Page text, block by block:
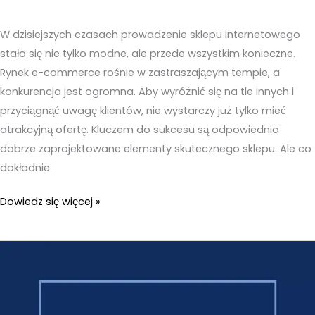
W dzisiejszych czasach prowadzenie sklepu internetowego
stało się nie tylko modne, ale przede wszystkim konieczne.
Rynek e-commerce rośnie w zastraszającym tempie, a
konkurencja jest ogromna. Aby wyróżnić się na tle innych i
przyciągnąć uwagę klientów, nie wystarczy już tylko mieć
atrakcyjną ofertę. Kluczem do sukcesu są odpowiednio
dobrze zaprojektowane elementy skutecznego sklepu. Ale co
dokładnie
E-
kluczowe
skutecznego
Dowiedz się więcej »